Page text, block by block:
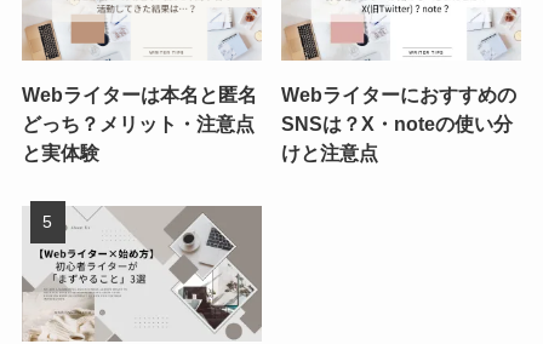
Webライターは本名と匿名
どっち？メリット・注意点
と実体験
Webライターにおすすめの
SNSは？X・noteの使い分
けと注意点